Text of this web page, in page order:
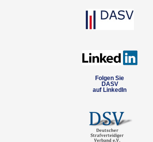
Folgen Sie
DASV
auf LinkedIn